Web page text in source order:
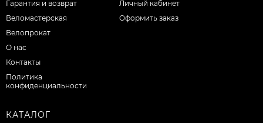
Гарантия и возврат
Веломастерская
Велопрокат
О нас
Контакты
Политика
конфиденциальности
Личный кабинет
Оформить заказ
КАТАЛОГ